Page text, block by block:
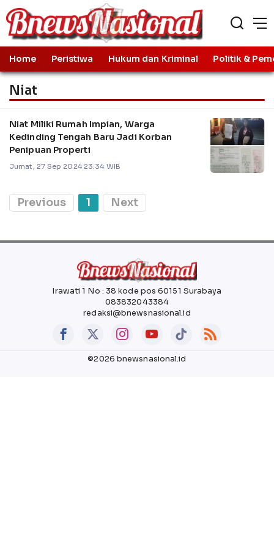
Home Peristiwa Hukum dan Kriminal Politik &
Niat
Niat Miliki Rumah Impian, Warga
Kedinding Tengah Baru Jadi Korban
Penipuan Properti
Jumat, 27 Sep 2024 23:34 WIB
Previous 1 Next
Irawati 1 No : 38 kode pos 60151 Surabaya
083832043384
redaksi@bnewsnasional.id
©2026 bnewsnasional.id